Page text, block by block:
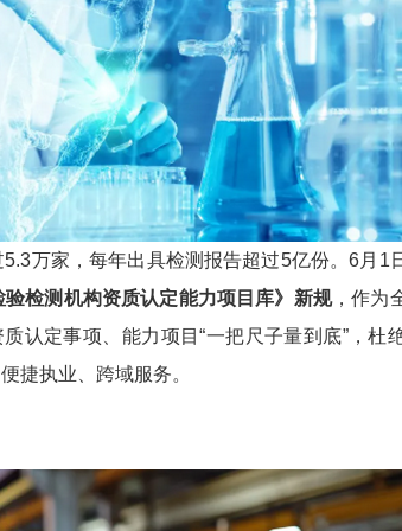
万家，每年出具检测报告超过5亿份。6月1
检测机构资质认定能力项目库》新规，作为
认定事项、能力项目“一把尺子量到底”，杜
捷执业、跨域服务。